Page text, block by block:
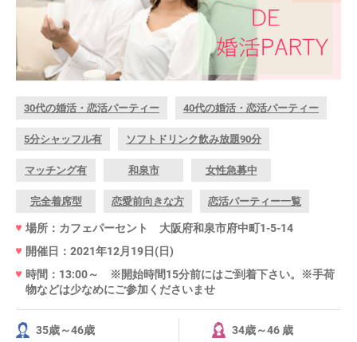
30代の婚活・恋活パーティー 40代の婚活・恋活パーティー
5分シャッフル有 ソフトドリンク飲み放題90分
マッチング有 和泉市 女性急募中
完全着席型 恋愛前向きな方 恋活パーティー一覧
場所：カフェパーセント 大阪府和泉市府中町1-5-14
開催日：2021年12月19日(日)
時間：13:00～ ※開始時間15分前にはご到着下さい。※手荷
物などは少なめにご参加くださいませ
35歳～46歳
34歳～46 歳